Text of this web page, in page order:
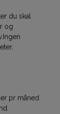
du skal
og
pr måned